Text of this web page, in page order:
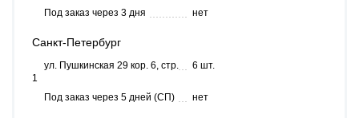
Под заказ через 3 дня
нет
Санкт-Петербург
ул. Пушкинская 29 кор. 6, стр.
1
6 шт.
Под заказ через 5 дней (СП) нет